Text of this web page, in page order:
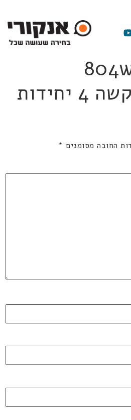
החובה מסומנים *